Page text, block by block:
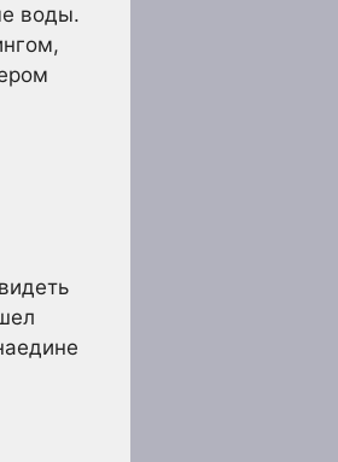
воды.